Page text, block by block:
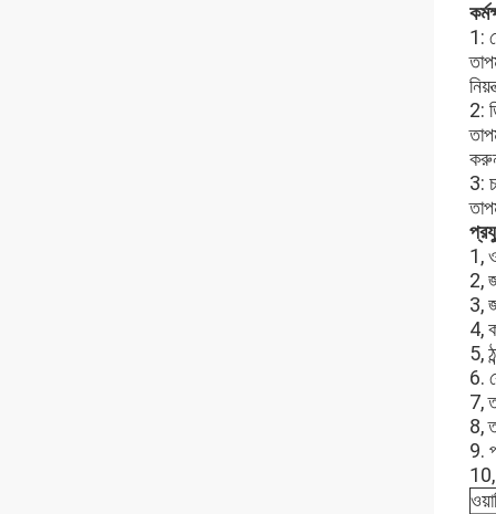
1:
2:
3:
1,
2,
3,
4,
5,
6.
7,
8,
9.